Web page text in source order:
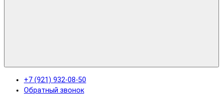
+7 (921) 932-08-50
Обратный звонок